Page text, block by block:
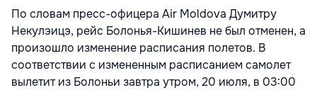
По словам пресс-офицера Air Moldova Думитру
Некулэицэ, рейс Болонья-Кишинев не был отменен, а
произошло изменение расписания полетов. В
соответствии с измененным расписанием самолет
вылетит из Болоньи завтра утром, 20 июля, в 03:00